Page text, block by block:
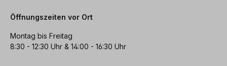
Öffnungszeiten vor Ort
Montag bis Freitag
8:30 - 12:30 Uhr & 14:00 - 16:30 Uhr